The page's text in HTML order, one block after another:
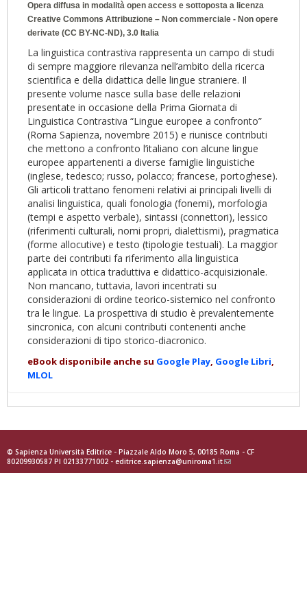
Opera diffusa in modalità open access e sottoposta a licenza
Creative Commons Attribuzione – Non commerciale - Non opere
derivate (CC BY-NC-ND), 3.0 Italia
La linguistica contrastiva rappresenta un campo di studi
di sempre maggiore rilevanza nell’ambito della ricerca
scientifica e della didattica delle lingue straniere. Il
presente volume nasce sulla base delle relazioni
presentate in occasione della Prima Giornata di
Linguistica Contrastiva “Lingue europee a confronto”
(Roma Sapienza, novembre 2015) e riunisce contributi
che mettono a confronto l’italiano con alcune lingue
europee appartenenti a diverse famiglie linguistiche
(inglese, tedesco; russo, polacco; francese, portoghese).
Gli articoli trattano fenomeni relativi ai principali livelli di
analisi linguistica, quali fonologia (fonemi), morfologia
(tempi e aspetto verbale), sintassi (connettori), lessico
(riferimenti culturali, nomi propri, dialettismi), pragmatica
(forme allocutive) e testo (tipologie testuali). La maggior
parte dei contributi fa riferimento alla linguistica
applicata in ottica traduttiva e didattico-acquisizionale.
Non mancano, tuttavia, lavori incentrati su
considerazioni di ordine teorico-sistemico nel confronto
tra le lingue. La prospettiva di studio è prevalentemente
sincronica, con alcuni contributi contenenti anche
considerazioni di tipo storico-diacronico.
eBook disponibile anche su Google Play, Google Libri,
MLOL
© Sapienza Università Editrice - Piazzale Aldo Moro 5, 00185 Roma - CF
80209930587 PI 02133771002 - editrice.sapienza@uniroma1.it(link
sends